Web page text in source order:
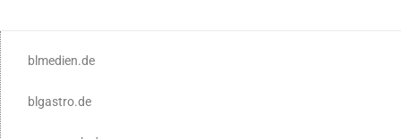
blmedien.de
blgastro.de